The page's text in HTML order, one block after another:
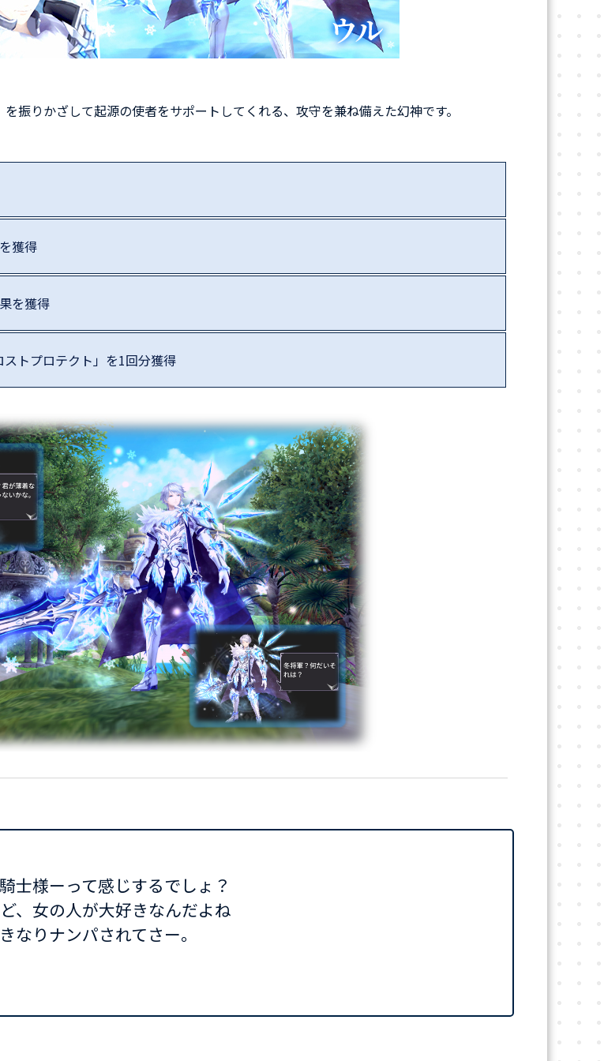
振りかざして起源の使者をサポートしてくれる、攻守を兼ね備えた幻神です。
獲得
を獲得
トプロテクト」を1回分獲得
士様ーって感じするでしょ？
、女の人が大好きなんだよね
なりナンパされてさー。